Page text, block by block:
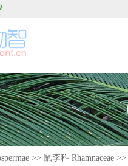
>> 鼠李科 Rhamnaceae >>